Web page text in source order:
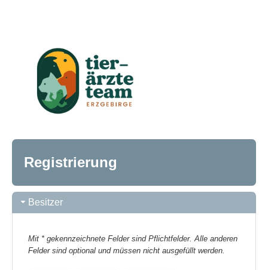
Registrierung
Besitzer
Mit * gekennzeichnete Felder sind Pflichtfelder. Alle anderen
Felder sind optional und müssen nicht ausgefüllt werden.